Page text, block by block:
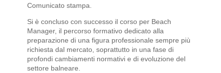
Comunicato stampa.
Si è concluso con successo il corso per Beach
Manager, il percorso formativo dedicato alla
preparazione di una figura professionale sempre più
richiesta dal mercato, soprattutto in una fase di
profondi cambiamenti normativi e di evoluzione del
settore balneare.